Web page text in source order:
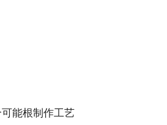
能根制作工艺